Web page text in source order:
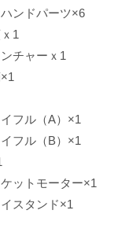
ンドパーツ×6
1
チャーｘ1
フル（A）×1
フル（B）×1
ットモーター×1
スタンド×1